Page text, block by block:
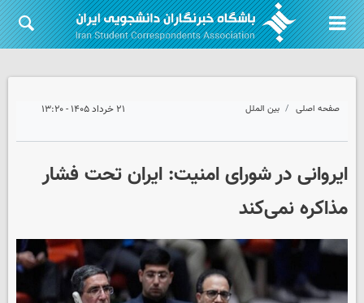
صفحه اصلی بین الملل ۲۱ خرداد ۱۴۰۵ - ۱۳:۲۰
ایروانی در شورای امنیت: ایران تحت فشار
مذاکره نمی‌کند